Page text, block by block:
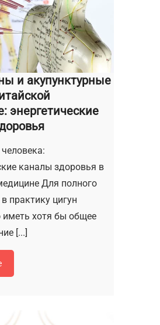
и акупунктурные
энергетические
каналы здоровья в
Для полного
практику цигун
иметь хотя бы общее
[...]